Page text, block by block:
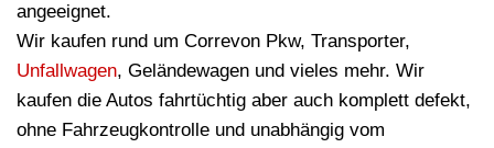
angeeignet.
Wir kaufen rund um Correvon Pkw, Transporter,
Unfallwagen, Geländewagen und vieles mehr. Wir
kaufen die Autos fahrtüchtig aber auch komplett defekt,
ohne Fahrzeugkontrolle und unabhängig vom